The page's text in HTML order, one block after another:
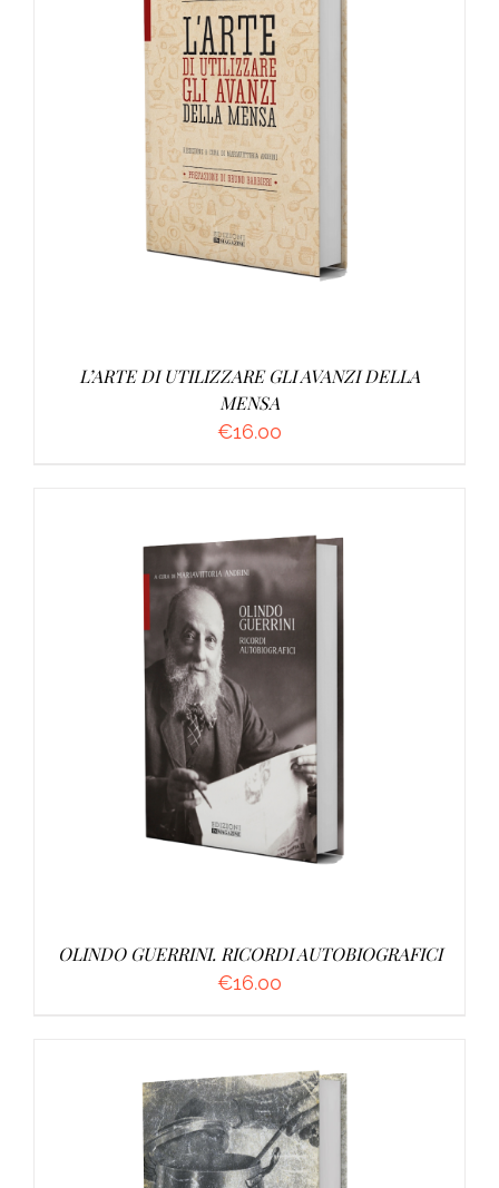
AGGIUNGI AL CARRELLO /
L’ARTE DI UTILIZZARE GLI AVANZI DELLA
MENSA
€16.00
AGGIUNGI AL CARRELLO
OLINDO GUERRINI. RICORDI AUTOBIOGRAFICI
€16.00